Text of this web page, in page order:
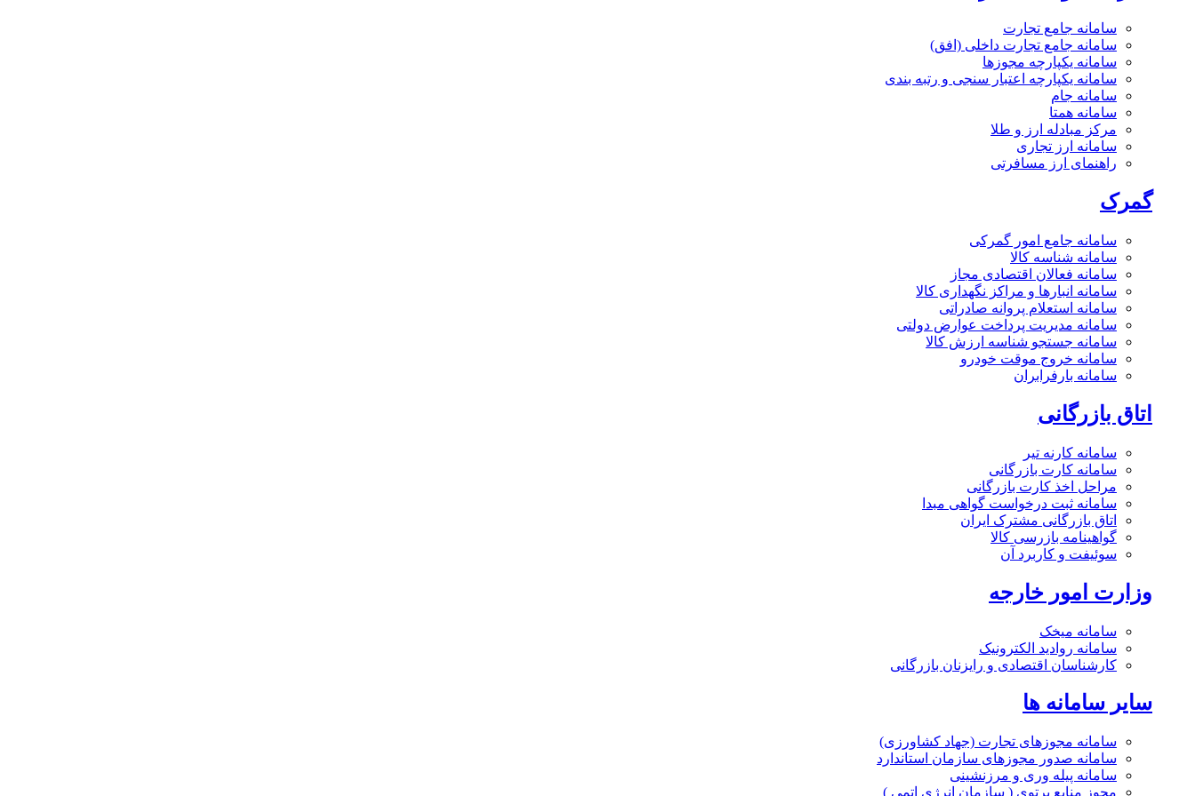
سامانه جامع تجارت
سامانه جامع تجارت داخلی (افق)
سامانه یکپارچه مجوزها
سامانه یکپارچه اعتبار سنجی و رتبه بندی
سامانه جام
سامانه همتا
مرکز مبادله ارز و طلا
سامانه ارز تجاری
راهنمای ارز مسافرتی
گمرک
سامانه جامع امور گمرکی
سامانه شناسه کالا
سامانه فعالان اقتصادی مجاز
سامانه انبارها و مراکز نگهداری کالا
سامانه استعلام پروانه صادراتی
سامانه مدیریت پرداخت عوارض دولتی
سامانه جستجو شناسه ارزش کالا
سامانه خروج موقت خودرو
سامانه بارفرابران
اتاق بازرگانی
سامانه کارنه تیر
سامانه کارت بازرگانی
مراحل اخذ کارت بازرگانی
سامانه ثبت درخواست گواهی مبدا
اتاق بازرگانی مشترک ایران
گواهینامه بازرسی کالا
سوئیفت و کاربرد آن
وزارت امور خارجه
سامانه میخک
سامانه روادید الکترونیک
کارشناسان اقتصادی و رایزنان بازرگانی
سایر سامانه ها
سامانه مجوزهای تجارت (جهاد کشاورزی)
سامانه صدور مجوزهای سازمان استاندارد
سامانه پیله وری و مرزنشینی
مجوز منابع پرتوی ( سازمان انرژی اتمی )